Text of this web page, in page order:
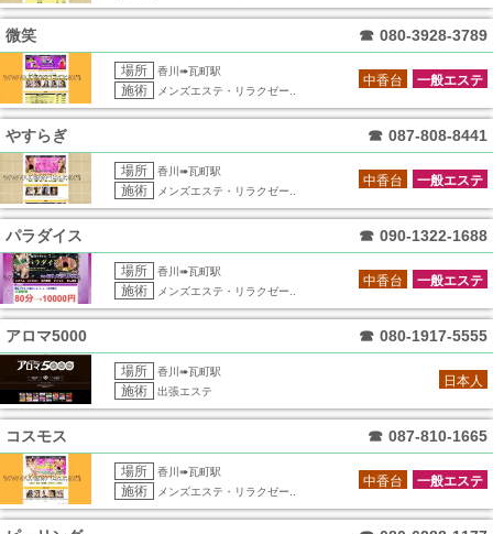
微笑 ☎ 080-3928-3789
場所 香川➠瓦町駅
施術 メンズエステ・リラクゼー..
一般エステ
中香台
やすらぎ ☎ 087-808-8441
場所 香川➠瓦町駅
施術 メンズエステ・リラクゼー..
一般エステ
中香台
パラダイス ☎ 090-1322-1688
場所 香川➠瓦町駅
施術 メンズエステ・リラクゼー..
一般エステ
中香台
アロマ5000 ☎ 080-1917-5555
場所 香川➠瓦町駅
施術 出張エステ
日本人
コスモス ☎ 087-810-1665
場所 香川➠瓦町駅
施術 メンズエステ・リラクゼー..
一般エステ
中香台